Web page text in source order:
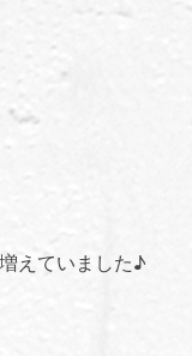
えていました♪